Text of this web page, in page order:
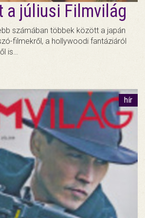
a júliusi Filmvilág
számában többek között a japán
filmekről, a hollywoodi fantáziáról
is…
hír